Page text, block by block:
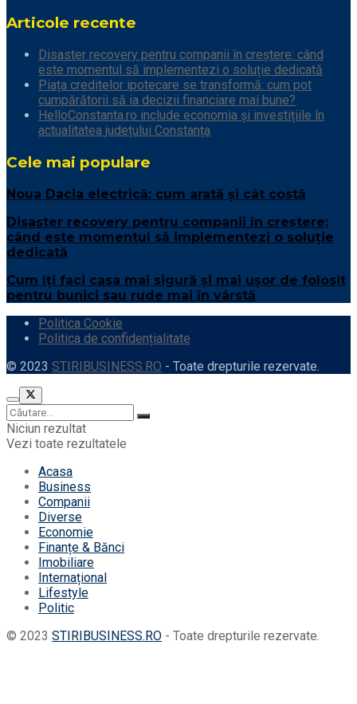
Articole recente
Disaster recovery pentru companii în creștere: când
este momentul să implementezi o soluție dedicată
Piața creditelor ipotecare se transformă: cum pot
cumpărătorii să ia decizii financiare mai bune?
HelloConstanta.ro include economia și investițiile în
actualitatea județului Constanța
Cele mai populare
Noua Dacia electrică: cum arată și cât costă
Disaster recovery pentru companii în creștere:
când este momentul să implementezi o soluție
dedicată
Cum îți faci casa mai sigură și mai ușor de folosit
pentru bunici sau rude mai în vârstă
Politica Cookie
Politica de confidențialitate
© 2023 STIRIBUSINESS.RO - Toate drepturile rezervate.
Niciun rezultat
Vezi toate rezultatele
Acasa
Business
Companii
Diverse
Economie
Finanțe & Bănci
Imobiliare
Internațional
Lifestyle
Politic
© 2023 STIRIBUSINESS.RO - Toate drepturile rezervate.